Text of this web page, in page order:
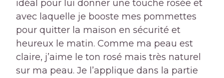
idéal pour lui donner une touche rosée et
avec laquelle je booste mes pommettes
pour quitter la maison en sécurité et
heureux le matin. Comme ma peau est
claire, j’aime le ton rosé mais très naturel
sur ma peau. Je l’applique dans la partie